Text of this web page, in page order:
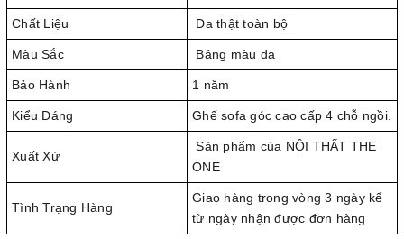
Chất Liệu Da thật toàn bộ
Màu Sắc Bảng màu da
Bảo Hành 1 năm
Kiểu Dáng Ghế sofa góc cao cấp 4 chỗ ngồi.
Xuất Xứ
Sản phẩm của NỘI THẤT THE
ONE
Tình Trạng Hàng
Giao hàng trong vòng 3 ngày kể
từ ngày nhận được đơn hàng